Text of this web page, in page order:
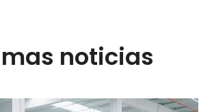
noticias